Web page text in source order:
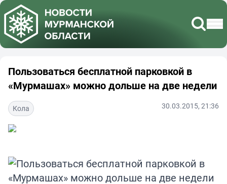
Пользоваться бесплатной парковкой в
«Мурмашах» можно дольше на две недели
Кола 30.03.2015, 21:36